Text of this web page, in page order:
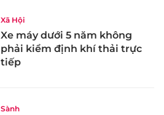
Xã Hội
Xe máy dưới 5 năm không
phải kiểm định khí thải trực
tiếp
Sành